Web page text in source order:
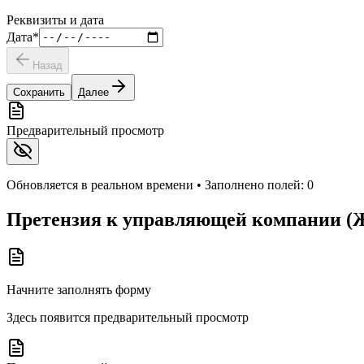
Реквизиты и дата
Дата*
Назад
Сохранить Далее
Предварительный просмотр
Обновляется в реальном времени • Заполнено полей: 0
Претензия к управляющей компании
Начните заполнять форму
Здесь появится предварительный просмотр